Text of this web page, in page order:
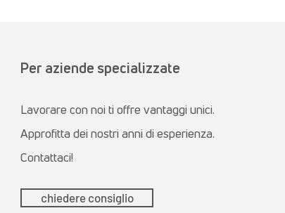
Per aziende specializzate
Lavorare con noi ti offre vantaggi unici.
Approfitta dei nostri anni di esperienza.
Contattaci!
chiedere consiglio